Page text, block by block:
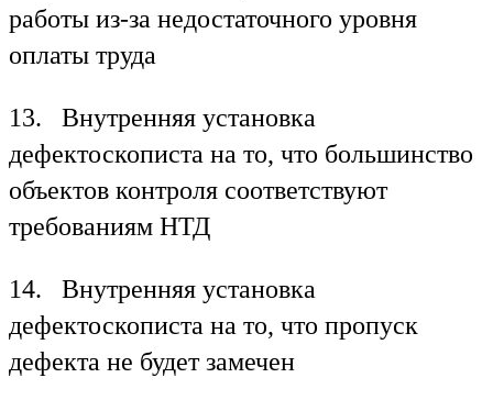
работы из-за недостаточного уровня
оплаты труда
13. Внутренняя установка
дефектоскописта на то, что большинство
объектов контроля соответствуют
требованиям НТД
14. Внутренняя установка
дефектоскописта на то, что пропуск
дефекта не будет замечен